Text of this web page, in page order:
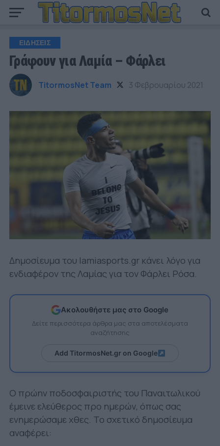
ΕΙΔΗΣΕΙΣ
Γράφουν για Λαμία – Φάρλει
TitormosNet Team 3 Φεβρουαρίου 2021
Δημοσίευμα του lamiasports.gr κάνει λόγο για
ενδιαφέρον της Λαμίας για τον Φάρλει Ρόσα.
Ακολουθήστε μας στο Google
Δείτε περισσότερα άρθρα μας στα αποτελέσματα
αναζήτησης
Add TitormosNet.gr on Google
Ο πρώην ποδοσφαιριστής του Παναιτωλικού
έμεινε ελεύθερος προ ημερών, όπως σας
ενημερώσαμε χθες. Το σχετικό δημοσίευμα
αναφέρει: